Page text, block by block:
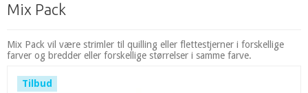
Mix Pack
Mix Pack vil være strimler til quilling eller flettestjerner i forskellige
farver og bredder eller forskellige størrelser i samme farve.
Tilbud